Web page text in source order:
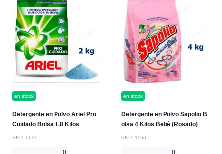
en stock
Detergente en Polvo Ariel Pro
Cuidado Bolsa 1.8 Kilos
SKU: 0035
0
en stock
Detergente en Polvo Sapolio B
olsa 4 Kilos Bebé (Rosado)
SKU: 1156
0